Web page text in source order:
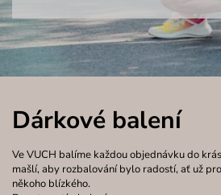
Dárkové balení
Ve VUCH balíme každou objednávku do
mašlí, aby rozbalování bylo radostí, ať už
někoho blízkého.